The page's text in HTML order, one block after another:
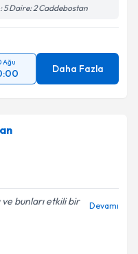
5 Daire: 2 Caddebostan
Ağu
Daha Fazla
ve bunları etkili bir
Devamı